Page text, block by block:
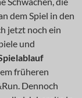
dem Spiel in den
jetzt noch ein
und
früheren
Dennoch